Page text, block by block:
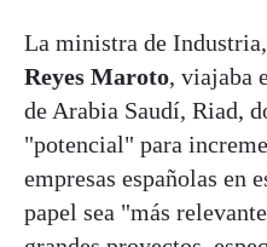
La ministra de
Reyes Maroto, viajaba
de Arabia Saudí, Riad,
"potencial" para
empresas españolas en
papel sea "más